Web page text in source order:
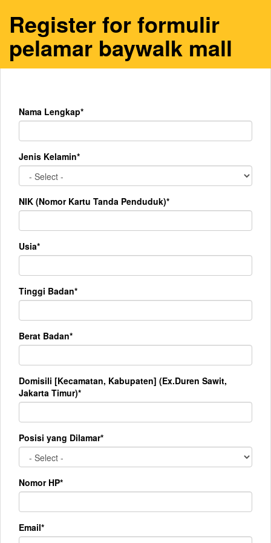
Register for formulir
pelamar baywalk mall
Nama Lengkap*
Jenis Kelamin*
NIK (Nomor Kartu Tanda Penduduk)*
Usia*
Tinggi Badan*
Berat Badan*
Domisili [Kecamatan, Kabupaten] (Ex.Duren Sawit,
Jakarta Timur)*
Posisi yang Dilamar*
Nomor HP*
Email*